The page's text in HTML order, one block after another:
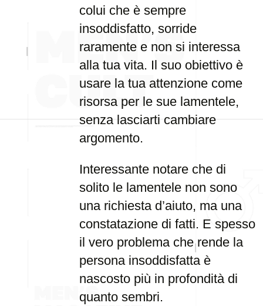
colui che è sempre
insoddisfatto, sorride
raramente e non si interessa
alla tua vita. Il suo obiettivo è
usare la tua attenzione come
risorsa per le sue lamentele,
senza lasciarti cambiare
argomento.
Interessante notare che di
solito le lamentele non sono
una richiesta d’aiuto, ma una
constatazione di fatti. E spesso
il vero problema che rende la
persona insoddisfatta è
nascosto più in profondità di
quanto sembri.